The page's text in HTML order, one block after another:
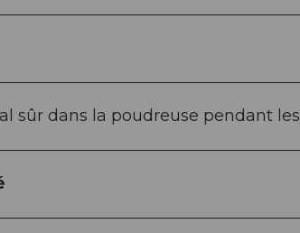
sûr dans la poudreuse pendant les